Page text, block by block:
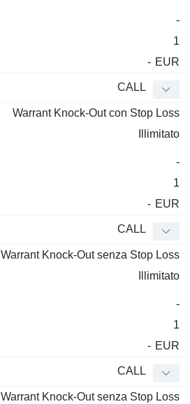
-
1
- EUR
CALL
Warrant Knock-Out con Stop Loss
Illimitato
-
1
- EUR
CALL
Warrant Knock-Out senza Stop Loss
Illimitato
-
1
- EUR
CALL
Warrant Knock-Out senza Stop Loss